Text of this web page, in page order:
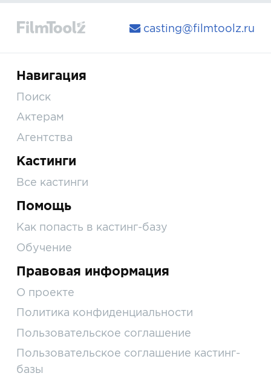
casting@filmtoolz.ru
Навигация
Поиск
Актерам
Агентства
Кастинги
Все кастинги
Помощь
Как попасть в кастинг-базу
Обучение
Правовая информация
О проекте
Политика конфиденциальности
Пользовательское соглашение
Пользовательское соглашение кастинг-
базы